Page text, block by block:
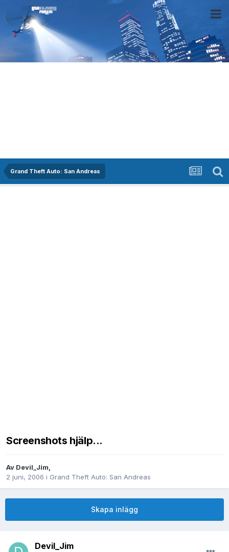
Grand Theft Auto: San Andreas
Screenshots hjälp...
Av Devil_Jim,
2 juni, 2006 i Grand Theft Auto: San Andreas
Skapa inlägg
Devil_Jim